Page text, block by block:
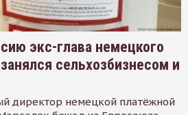
экс-глава немецкого
сельхозбизнесом и
директор немецкой платёжной